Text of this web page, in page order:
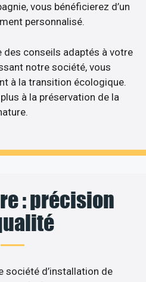
vous bénéficierez d’un
personnalisé.
des conseils adaptés à votre
notre société, vous
à la transition écologique.
à la préservation de la
: précision
société d’installation de